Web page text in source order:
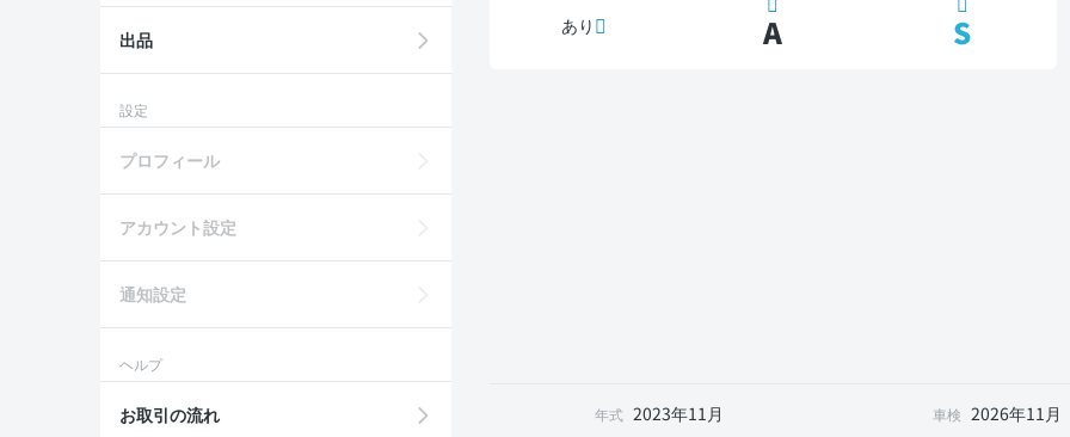
あり A S
年式 2023年11月 車検 2026年11月
出品
設定
プロフィール
アカウント設定
通知設定
ヘルプ
お取引の流れ